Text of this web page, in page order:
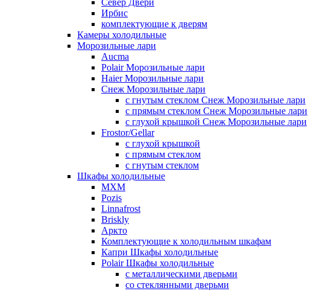
Ирбис
комплектующие к дверям
Камеры холодильные
Морозильные лари
Aucma
Polair Морозильные лари
Haier Морозильные лари
Снеж Морозильные лари
с гнутым стеклом Снеж Морозильные лари
с прямым стеклом Снеж Морозильные лари
с глухой крышкой Снеж Морозильные лари
Frostor/Gellar
с глухой крышкой
с прямым стеклом
с гнутым стеклом
Шкафы холодильные
МХМ
Pozis
Linnafrost
Briskly
Аркто
Комплектующие к холодильным шкафам
Капри Шкафы холодильные
Polair Шкафы холодильные
с металлическими дверьми
со стеклянными дверьми